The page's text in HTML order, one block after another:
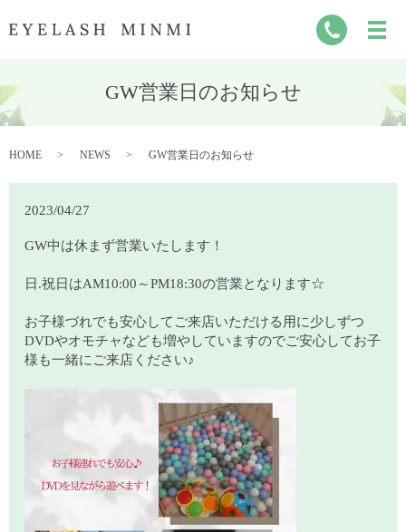
GW営業日のお知らせ
HOME NEWS GW営業日のお知らせ
2023/04/27
GW中は休まず営業いたします！
日.祝日はAM10:00～PM18:30の営業となります☆
お子様づれでも安心してご来店いただける用に少しずつ
DVDやオモチャなども増やしていますのでご安心してお子
様も一緒にご来店ください♪